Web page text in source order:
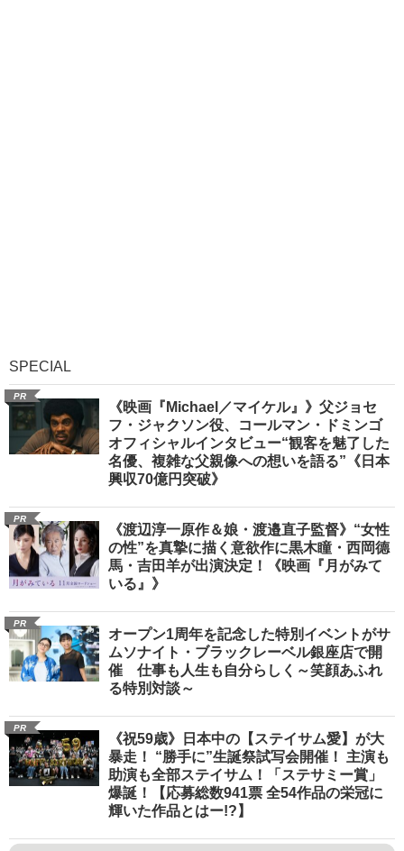
SPECIAL
PR
《映画『Michael／マイケル』》父ジョセ
フ・ジャクソン役、コールマン・ドミンゴ
オフィシャルインタビュー“観客を魅了した
名優、複雑な父親像への想いを語る”《日本
興収70億円突破》
PR
《渡辺淳一原作＆娘・渡邉直子監督》“女性
の性”を真摯に描く意欲作に黒木瞳・西岡德
馬・吉田羊が出演決定！《映画『月がみて
いる』》
PR
オープン1周年を記念した特別イベントがサ
ムソナイト・ブラックレーベル銀座店で開
催 仕事も人生も自分らしく～笑顔あふれ
る特別対談～
PR
《祝59歳》日本中の【ステイサム愛】が大
暴走！ “勝手に”生誕祭試写会開催！ 主演も
助演も全部ステイサム！「ステサミー賞」
爆誕！【応募総数941票 全54作品の栄冠に
輝いた作品とはー!?】